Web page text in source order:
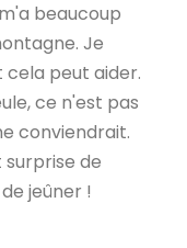
beaucoup
Je
cela peut aider.
ce n'est pas
conviendrait.
de
jeûner !